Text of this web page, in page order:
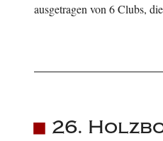
ausgetragen von 6 Clubs,
26.